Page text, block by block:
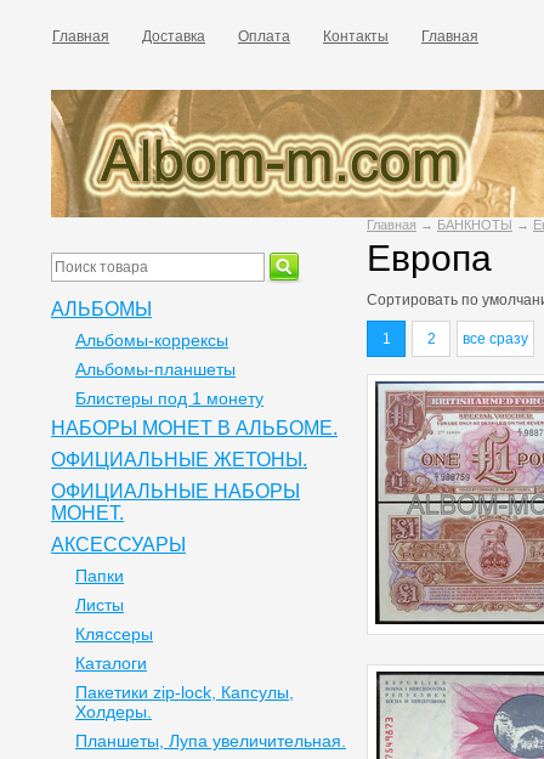
Главная Доставка Оплата Контакты Главная
Главная → БАНКНОТЫ →
Европа
Сортировать по
1 2 все сразу
АЛЬБОМЫ
Альбомы-коррексы
Альбомы-планшеты
Блистеры под 1 монету
НАБОРЫ МОНЕТ В АЛЬБОМЕ.
ОФИЦИАЛЬНЫЕ ЖЕТОНЫ.
ОФИЦИАЛЬНЫЕ НАБОРЫ
МОНЕТ.
АКСЕССУАРЫ
Папки
Листы
Кляссеры
Каталоги
Пакетики zip-lock, Капсулы,
Холдеры.
Планшеты, Лупа увеличительная.